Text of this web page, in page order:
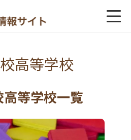
高等学校
等学校一覧